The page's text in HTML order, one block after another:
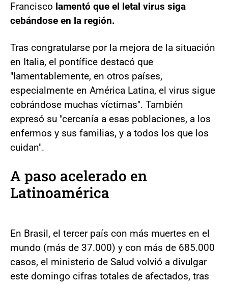
Francisco lamentó que el letal virus siga
cebándose en la región.
Tras congratularse por la mejora de la situación
en Italia, el pontífice destacó que
"lamentablemente, en otros países,
especialmente en América Latina, el virus sigue
cobrándose muchas víctimas". También
expresó su "cercanía a esas poblaciones, a los
enfermos y sus familias, y a todos los que los
cuidan".
A paso acelerado en
Latinoamérica
En Brasil, el tercer país con más muertes en el
mundo (más de 37.000) y con más de 685.000
casos, el ministerio de Salud volvió a divulgar
este domingo cifras totales de afectados, tras